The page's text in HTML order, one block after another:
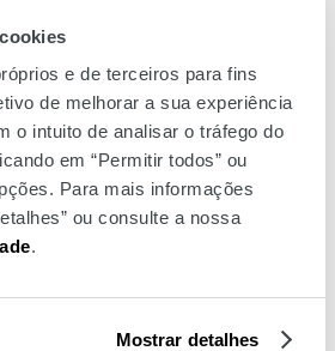
e de terceiros para fins
de melhorar a sua experiência
o intuito de analisar o tráfego do
em “Permitir todos” ou
Para mais informações
ou consulte a nossa
.
Mostrar detalhes